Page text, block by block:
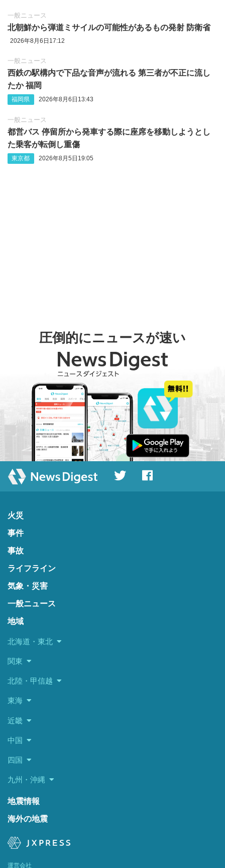
一般ニュース
北朝鮮から弾道ミサイルの可能性があるもの発射 防衛省
2026年8月6日17:12
一般ニュース
西鉄の駅構内で下品な音声が流れる 第三者が不正に流し
たか 福岡
福岡県 2026年8月6日13:43
一般ニュース
都営バス 停留所から発車する際に座席を移動しようとし
た乗客が転倒し重傷
東京都 2026年8月5日19:05
圧倒的にニュースが速い
火災
事件
事故
ライフライン
気象・災害
一般ニュース
地域
北海道・東北
関東
北陸・甲信越
東海
近畿
中国
四国
九州・沖縄
地震情報
海外の地震
運営会社